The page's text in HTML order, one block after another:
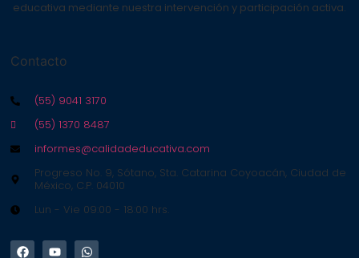
educativa mediante nuestra intervención y participación activa.
Contacto
(55) 9041 3170
(55) 1370 8487
informes@calidadeducativa.com
Progreso No. 9, Sótano, Sta. Catarina Coyoacán, Ciudad de
México, C.P. 04010
Lun - Vie 09:00 - 18:00 hrs.